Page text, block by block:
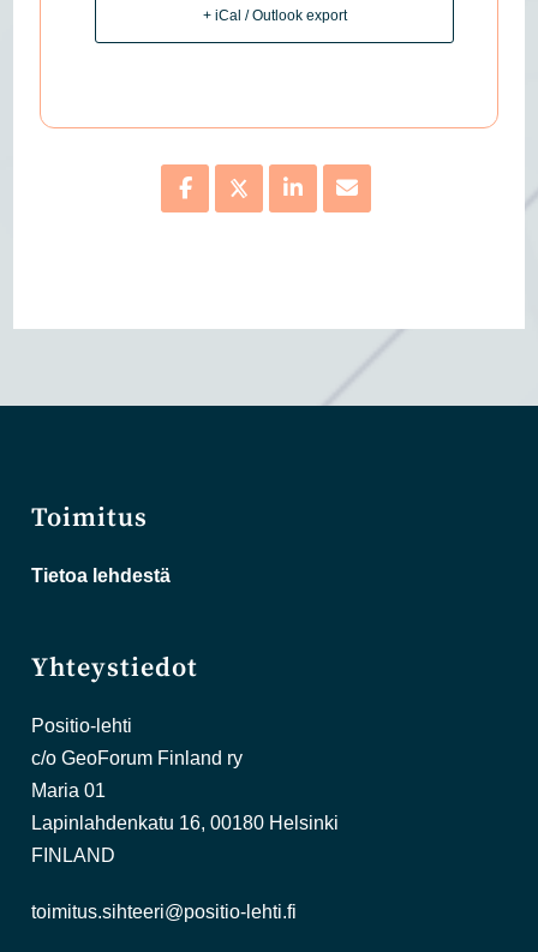
+ iCal / Outlook export
Toimitus
Tietoa lehdestä
Yhteystiedot
Positio-lehti
c/o GeoForum Finland ry
Maria 01
Lapinlahdenkatu 16, 00180 Helsinki
FINLAND
toimitus.sihteeri@positio-lehti.fi